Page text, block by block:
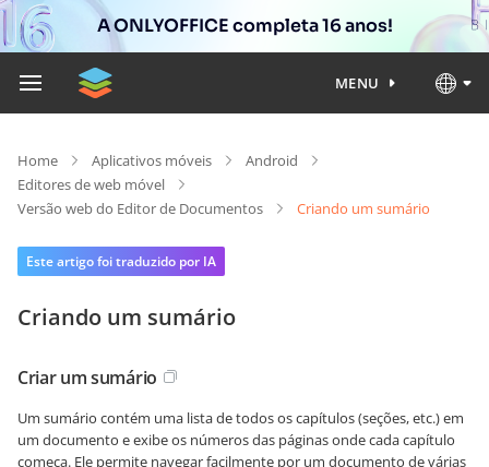
A ONLYOFFICE completa 16 anos!
MENU
Home Aplicativos móveis
Android
Editores de web móvel
Versão web do Editor de Documentos
Criando um sumário
Este artigo foi traduzido por IA
Criando um sumário
Criar um sumário
Um sumário contém uma lista de todos os capítulos (seções, etc.) em
um documento e exibe os números das páginas onde cada capítulo
começa. Ele permite navegar facilmente por um documento de várias